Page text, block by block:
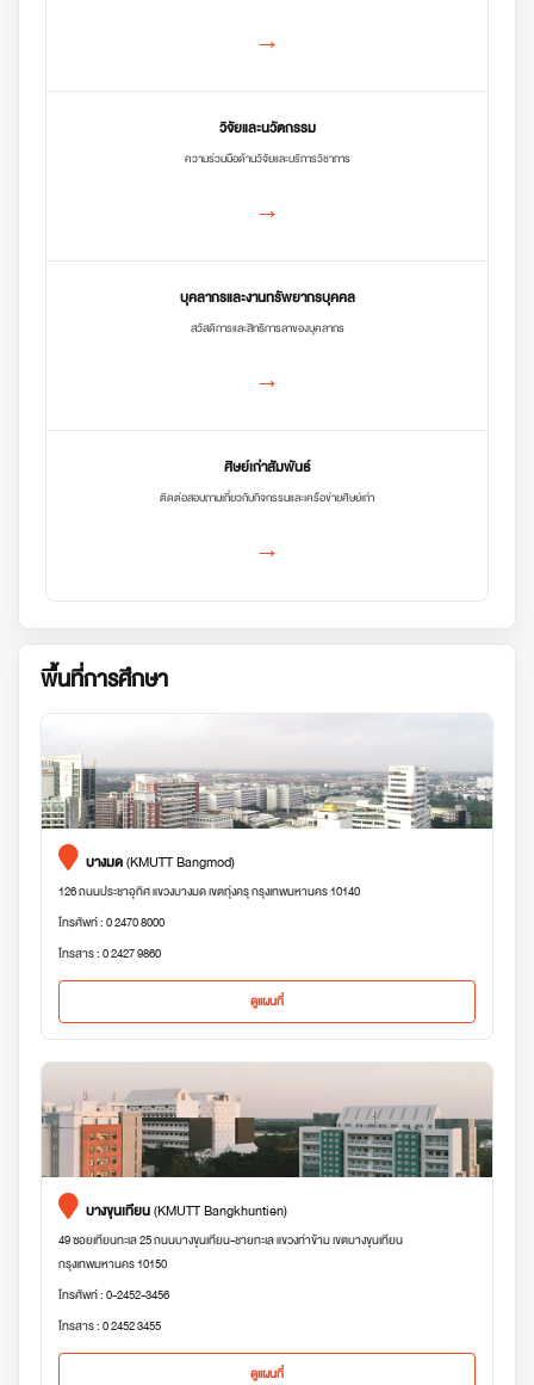
→
วิจัยและนวัตกรรม
ความร่วมมือด้านวิจัยและบริการวิชาการ
→
บุคลากรและงานทรัพยากรบุคคล
สวัสดิการและสิทธิการลาของบุคลากร
→
ศิษย์เก่าสัมพันธ์
ติดต่อสอบถามเกี่ยวกับกิจกรรมและเครือข่ายศิษย์เก่า
→
พื้นที่การศึกษา
บางมด(KMUTT Bangmod)
126 ถนนประชาอุทิศ แขวงบางมด เขตทุ่งครุ กรุงเทพมหานคร 10140
โทรศัพท์ : 0 2470 8000
โทรสาร : 0 2427 9860
ดูแผนที่
บางขุนเทียน(KMUTT Bangkhuntien)
49 ซอยเทียนทะเล 25 ถนนบางขุนเทียน-ชายทะเล แขวงท่าข้าม เขตบางขุนเทียน
กรุงเทพมหานคร 10150
โทรศัพท์ : 0-2452-3456
โทรสาร : 0 2452 3455
ดูแผนที่